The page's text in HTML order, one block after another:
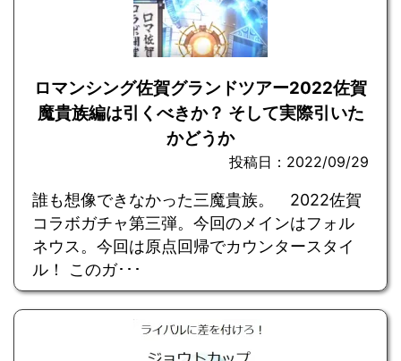
ロマンシング佐賀グランドツアー2022佐賀
魔貴族編は引くべきか？ そして実際引いた
かどうか
投稿日：2022/09/29
誰も想像できなかった三魔貴族。 2022佐賀
コラボガチャ第三弾。今回のメインはフォル
ネウス。今回は原点回帰でカウンタースタイ
ル！ このガ･･･